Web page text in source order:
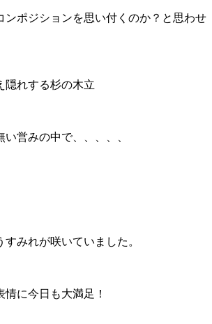
ンポジションを思い付くのか？と思わせ
隠れする杉の木立
営みの中で、、、、、
すみれが咲いていました。
に今日も大満足！